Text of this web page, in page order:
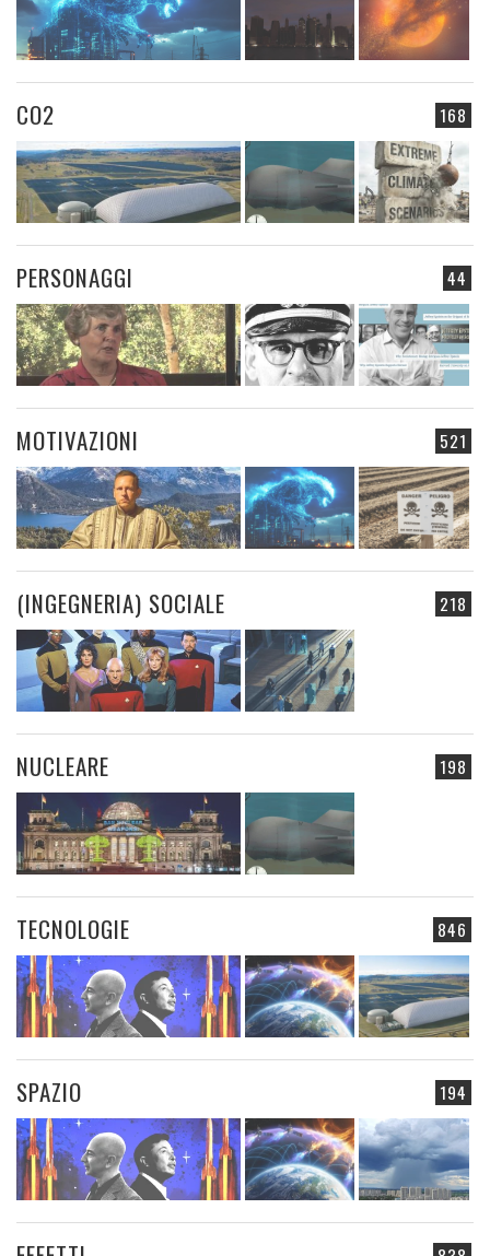
168
CO2
44
PERSONAGGI
521
MOTIVAZIONI
218
(INGEGNERIA) SOCIALE
198
NUCLEARE
846
TECNOLOGIE
194
SPAZIO